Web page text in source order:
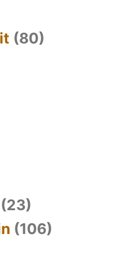
(80)
(23)
(106)